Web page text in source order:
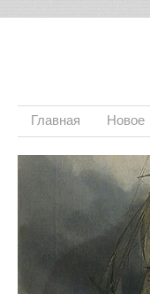
Главная Новое